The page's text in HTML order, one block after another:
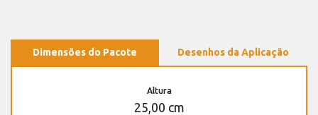
Dimensões do Pacote Desenhos da Aplicação
Altura
25,00 cm